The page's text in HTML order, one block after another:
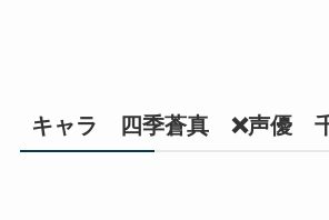
キャラ 四季蒼真 ❌声優